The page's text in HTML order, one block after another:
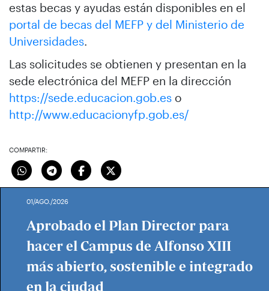
estas becas y ayudas están disponibles en el
portal de becas del MEFP y del Ministerio de
Universidades.
Las solicitudes se obtienen y presentan en la
sede electrónica del MEFP en la dirección
https://sede.educacion.gob.es o
http://www.educacionyfp.gob.es/
COMPARTIR:
01/AGO./2026
Aprobado el Plan Director para
hacer el Campus de Alfonso XIII
más abierto, sostenible e integrado
en la ciudad